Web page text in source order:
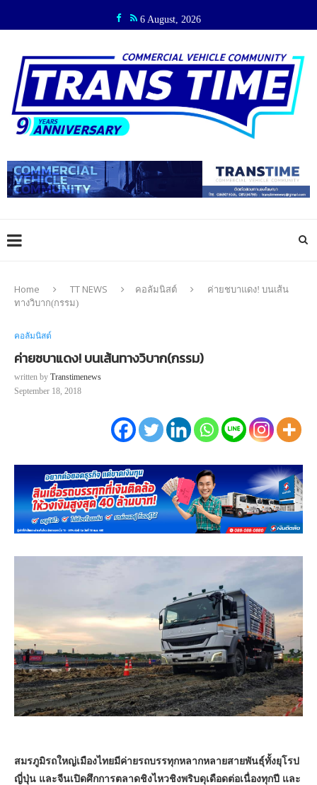
6 August, 2026
Home TT NEWS คอลัมนิสต์
ค่ายชบาแดง! บนเส้น
ทางวิบาก(กรรม)
คอลัมนิสต์
ค่ายชบาแดง! บนเส้นทางวิบาก(กรรม)
written by Transtimenews
September 18, 2018
สมรภูมิรถใหญ่เมืองไทยมีค่ายรถบรรทุกหลากหลายสายพันธุ์ทั้งยุโรป
ญี่ปุ่น และจีนเปิดศึกการตลาดชิงไหวชิงพริบดุเดือดต่อเนื่องทุกปี และ